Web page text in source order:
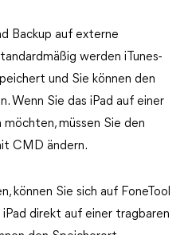
Backup auf externe
werden iTunes-
und Sie können den
Wenn Sie das iPad auf einer
müssen Sie den
CMD ändern.
können Sie sich auf FoneTool
iPad direkt auf einer tragbaren